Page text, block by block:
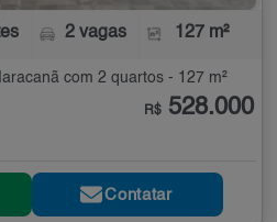
2 vagas 127 m²
com 2 quartos - 127 m²
R$ 528.000
Contatar